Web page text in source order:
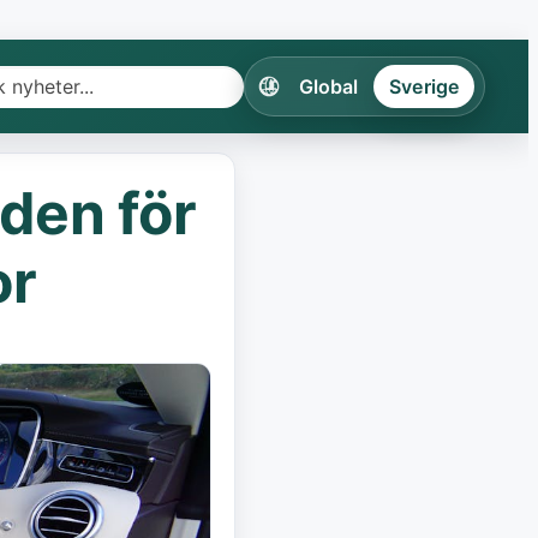
Global Sverige
för